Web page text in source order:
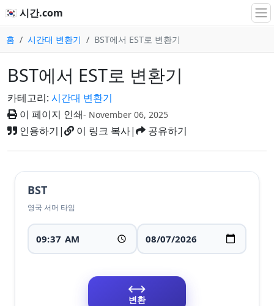
🇰🇷 시간.com
홈 시간대 변환기 BST에서 EST로 변환기
BST에서 EST로 변환기
카테고리: 시간대 변환기
이 페이지 인쇄- November 06, 2025
인용하기 | 이 링크 복사| 공유하기
BST
영국 서머 타임
⟷
변환